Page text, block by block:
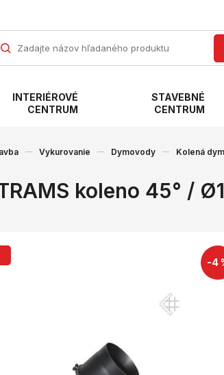
INTERIÉROVÉ
CENTRUM
STAVEBNÉ
CENTRUM
Vykurovanie Dymovody Kolená
koleno 45° /
-4